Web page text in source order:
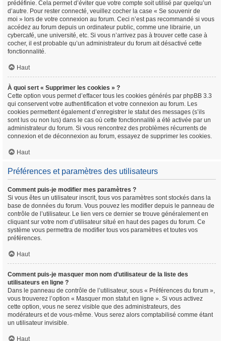
prédéfinie. Cela permet d’éviter que votre compte soit utilisé par quelqu’un
d’autre. Pour rester connecté, veuillez cocher la case « Se souvenir de
moi » lors de votre connexion au forum. Ceci n’est pas recommandé si vous
accédez au forum depuis un ordinateur public, comme une librairie, un
cybercafé, une université, etc. Si vous n’arrivez pas à trouver cette case à
cocher, il est probable qu’un administrateur du forum ait désactivé cette
fonctionnalité.
Haut
À quoi sert « Supprimer les cookies » ?
Cette option vous permet d’effacer tous les cookies générés par phpBB 3.3
qui conservent votre authentification et votre connexion au forum. Les
cookies permettent également d’enregistrer le statut des messages (s’ils
sont lus ou non lus) dans le cas où cette fonctionnalité a été activée par un
administrateur du forum. Si vous rencontrez des problèmes récurrents de
connexion et de déconnexion au forum, essayez de supprimer les cookies.
Haut
Préférences et paramètres des utilisateurs
Comment puis-je modifier mes paramètres ?
Si vous êtes un utilisateur inscrit, tous vos paramètres sont stockés dans la
base de données du forum. Vous pouvez les modifier depuis le panneau de
contrôle de l’utilisateur. Le lien vers ce dernier se trouve généralement en
cliquant sur votre nom d’utilisateur situé en haut des pages du forum. Ce
système vous permettra de modifier tous vos paramètres et toutes vos
préférences.
Haut
Comment puis-je masquer mon nom d’utilisateur de la liste des
utilisateurs en ligne ?
Dans le panneau de contrôle de l’utilisateur, sous « Préférences du forum »,
vous trouverez l’option « Masquer mon statut en ligne ». Si vous activez
cette option, vous ne serez visible que des administrateurs, des
modérateurs et de vous-même. Vous serez alors comptabilisé comme étant
un utilisateur invisible.
Haut